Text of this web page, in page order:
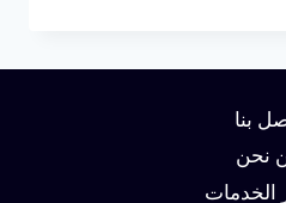
بنا
نحن
الخدمات